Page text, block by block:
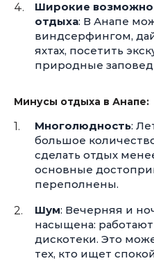
Широкие
отдыха: В Анапе
виндсерфингом,
яхтах, посетить
природные
Минусы отдыха в Анапе:
Многолюдность:
большое
сделать отдых
основные
переполнены.
Шум: Вечерняя и
насыщена:
дискотеки. Это
тех, кто ищет